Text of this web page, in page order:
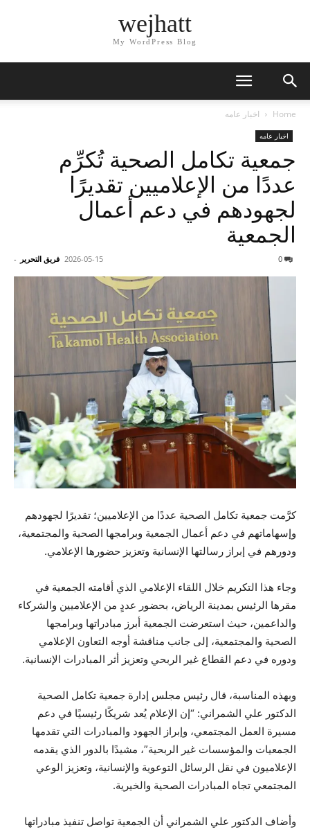
wejhatt
My WordPress Blog
Home اخبار عامه
اخبار عامه
جمعية تكامل الصحية تُكرِّم
عددًا من الإعلاميين تقديرًا
لجهودهم في دعم أعمال
الجمعية
فريق التحرير - 2026-05-15
كرَّمت جمعية تكامل الصحية عددًا من الإعلاميين؛ تقديرًا لجهودهم
وإسهاماتهم في دعم أعمال الجمعية وبرامجها الصحية والمجتمعية،
ودورهم في إبراز رسالتها الإنسانية وتعزيز حضورها الإعلامي.
وجاء هذا التكريم خلال اللقاء الإعلامي الذي أقامته الجمعية في
مقرها الرئيس بمدينة الرياض، بحضور عددٍ من الإعلاميين والشركاء
والداعمين، حيث استعرضت الجمعية أبرز مبادراتها وبرامجها
الصحية والمجتمعية، إلى جانب مناقشة أوجه التعاون الإعلامي
ودوره في دعم القطاع غير الربحي وتعزيز أثر المبادرات الإنسانية.
وبهذه المناسبة، قال رئيس مجلس إدارة جمعية تكامل الصحية
الدكتور علي الشمراني: “إن الإعلام يُعد شريكًا رئيسيًا في دعم
مسيرة العمل المجتمعي، وإبراز الجهود والمبادرات التي تقدمها
الجمعيات والمؤسسات غير الربحية”، مشيدًا بالدور الذي يقدمه
الإعلاميون في نقل الرسائل التوعوية والإنسانية، وتعزيز الوعي
المجتمعي تجاه المبادرات الصحية والخيرية.
وأضاف الدكتور علي الشمراني أن الجمعية تواصل تنفيذ مبادراتها